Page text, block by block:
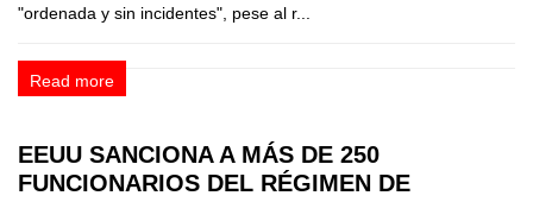
"ordenada y sin incidentes", pese al r...
Read more
EEUU SANCIONA A MÁS DE 250
FUNCIONARIOS DEL RÉGIMEN DE